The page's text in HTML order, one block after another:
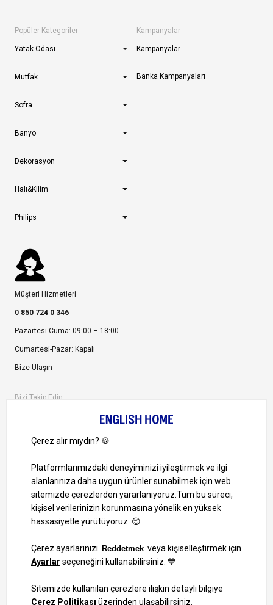
Popüler Kategoriler
Yatak Odası
Mutfak
Sofra
Banyo
Dekorasyon
Halı&Kilim
Philips
Kampanyalar
Kampanyalar
Banka Kampanyaları
Müşteri Hizmetleri
0 850 724 0 346
Pazartesi-Cuma: 09:00 – 18:00
Cumartesi-Pazar: Kapalı
Bize Ulaşın
Bizi Takip Edin
1000 TL ve Üzeri Alışverişlerinizde Kargo Bedava!
Bilgi Toplum Hizmetleri
KVKK Veri İşleme Politikamız
Site Haritası